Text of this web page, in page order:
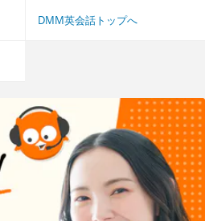
DMM英会話トップへ